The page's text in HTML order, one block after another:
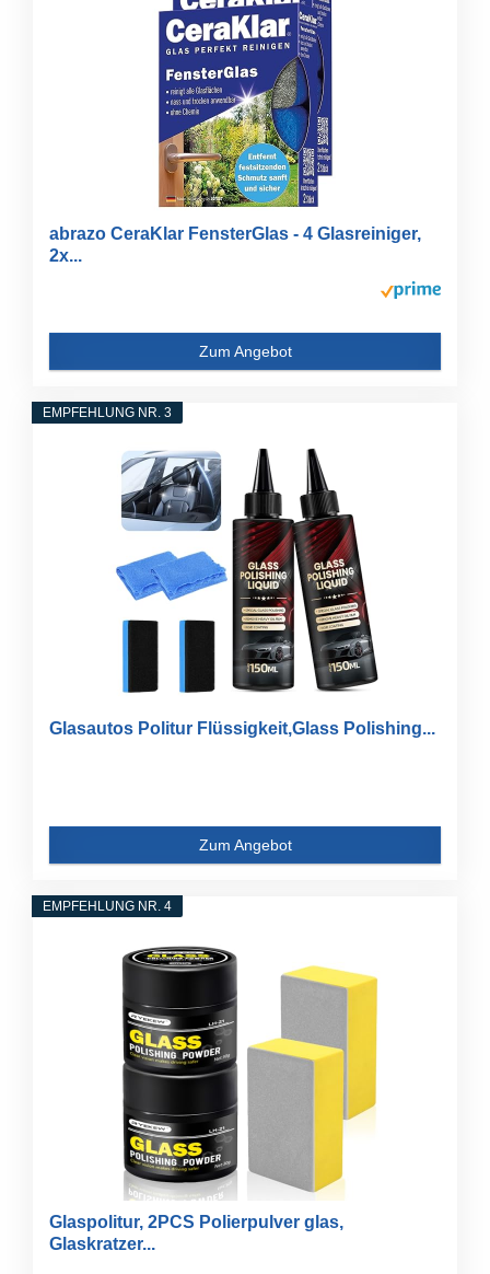
abrazo CeraKlar FensterGlas - 4 Glasreiniger,
2x...
Zum Angebot
EMPFEHLUNG NR. 3
Glasautos Politur Flüssigkeit,Glass Polishing...
Zum Angebot
EMPFEHLUNG NR. 4
Glaspolitur, 2PCS Polierpulver glas,
Glaskratzer...